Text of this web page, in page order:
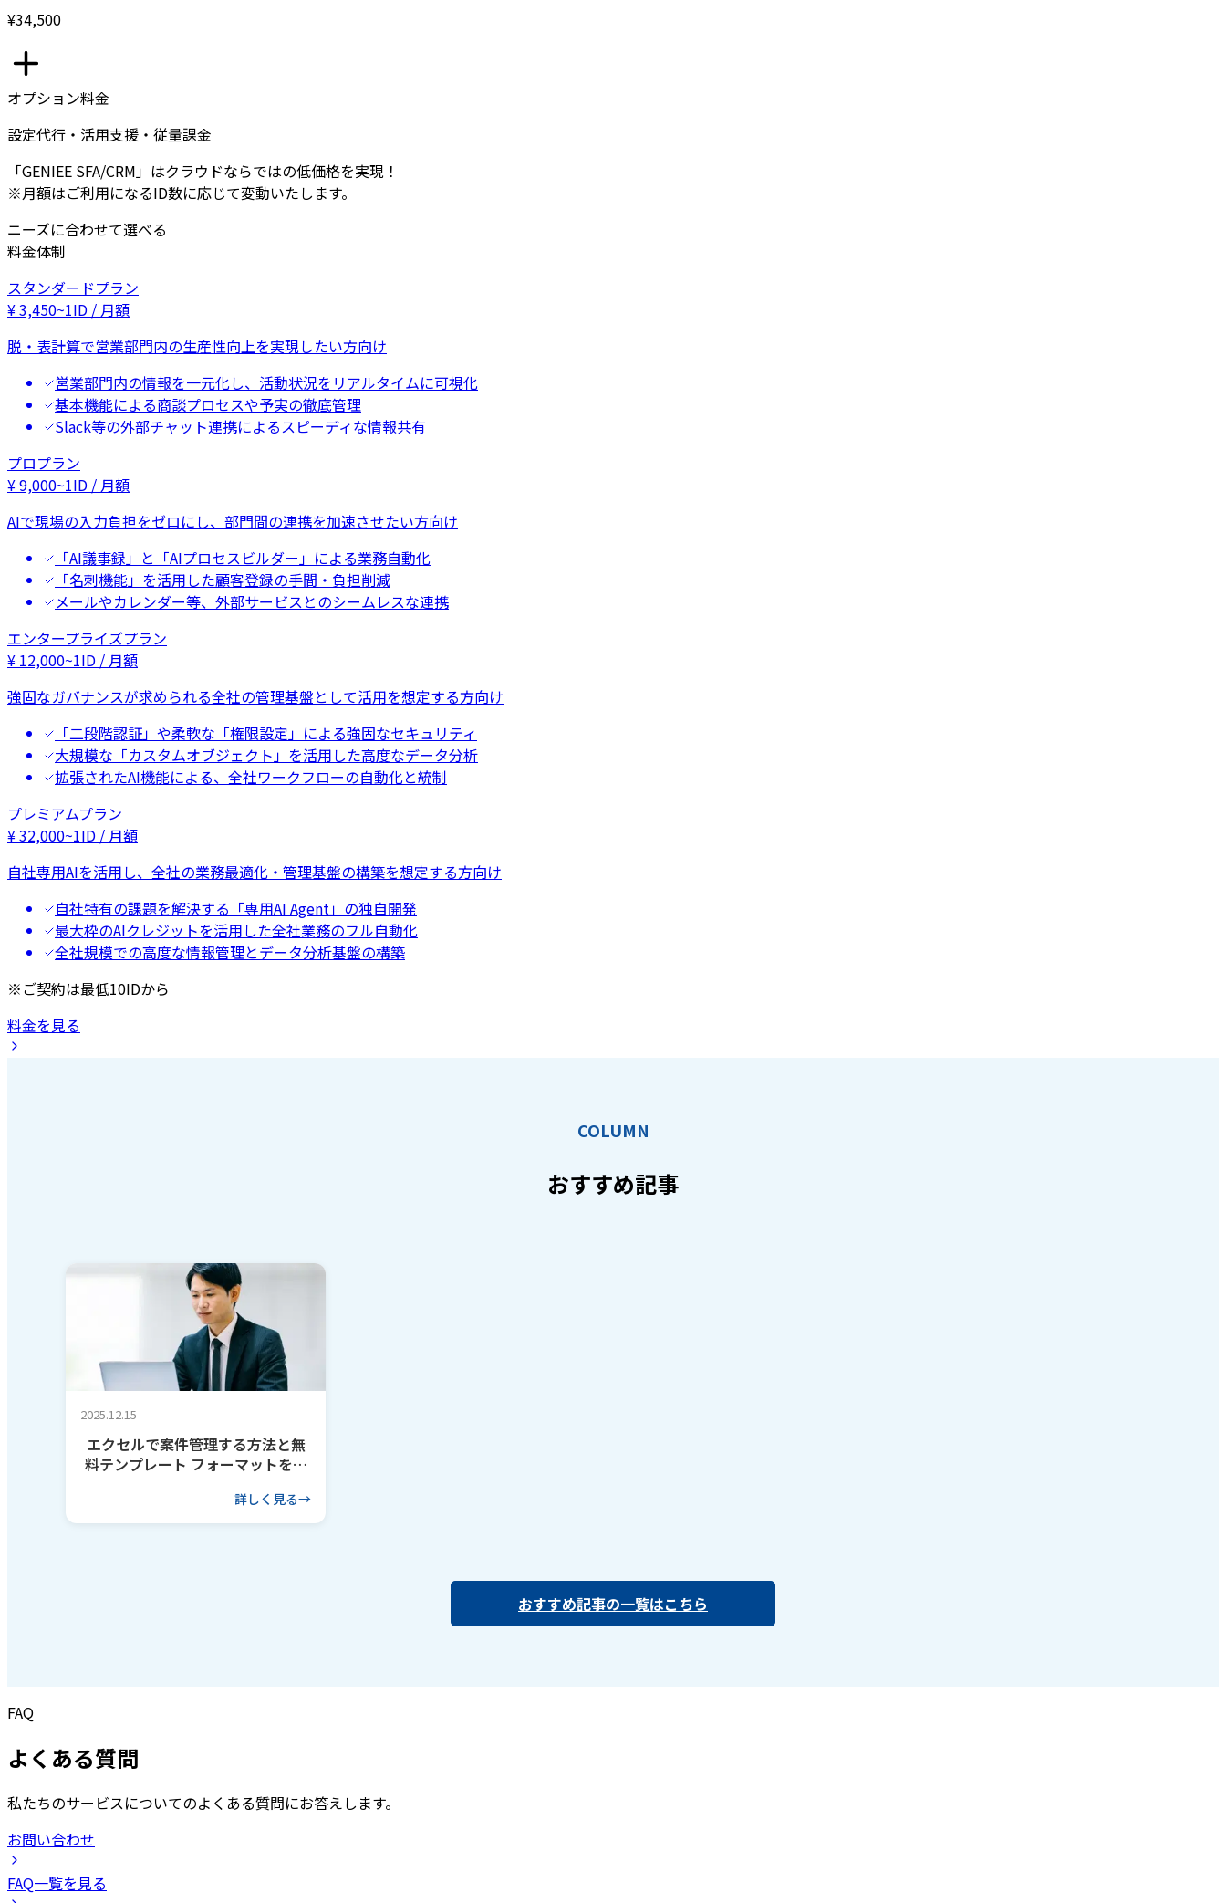
¥34,500
オプション料金
設定代行・活用支援・従量課金
「GENIEE SFA/CRM」はクラウドならではの低価格を実現！
※月額はご利用になるID数に応じて変動いたします。
ニーズに合わせて選べる
料金体制
スタンダードプラン
¥3,450~1ID / 月額
脱・表計算で営業部門内の生産性向上を実現したい方向け
営業部門内の情報を一元化し、活動状況をリアルタイムに可視化
基本機能による商談プロセスや予実の徹底管理
Slack等の外部チャット連携によるスピーディな情報共有
プロプラン
¥9,000~1ID / 月額
AIで現場の入力負担をゼロにし、部門間の連携を加速させたい方向け
「AI議事録」と「AIプロセスビルダー」による業務自動化
「名刺機能」を活用した顧客登録の手間・負担削減
メールやカレンダー等、外部サービスとのシームレスな連携
エンタープライズプラン
¥ 12,000~1ID / 月額
強固なガバナンスが求められる全社の管理基盤として活用を想定する方向け
「二段階認証」や柔軟な「権限設定」による強固なセキュリティ
大規模な「カスタムオブジェクト」を活用した高度なデータ分析
拡張されたAI機能による、全社ワークフローの自動化と統制
プレミアムプラン
¥32,000~1ID / 月額
自社専用AIを活用し、全社の業務最適化・管理基盤の構築を想定する方向け
自社特有の課題を解決する「専用AI Agent」の独自開発
最大枠のAIクレジットを活用した全社業務のフル自動化
全社規模での高度な情報管理とデータ分析基盤の構築
※ご契約は最低10IDから
料金を見る
COLUMN
おすすめ記事
2025.12.15
エクセルで案件管理する方法と無
料テンプレート フォーマットを作
詳しく見る
おすすめ記事の一覧はこちら
FAQ
よくある質問
私たちのサービスについてのよくある質問にお答えします。
お問い合わせ
FAQ一覧を見る